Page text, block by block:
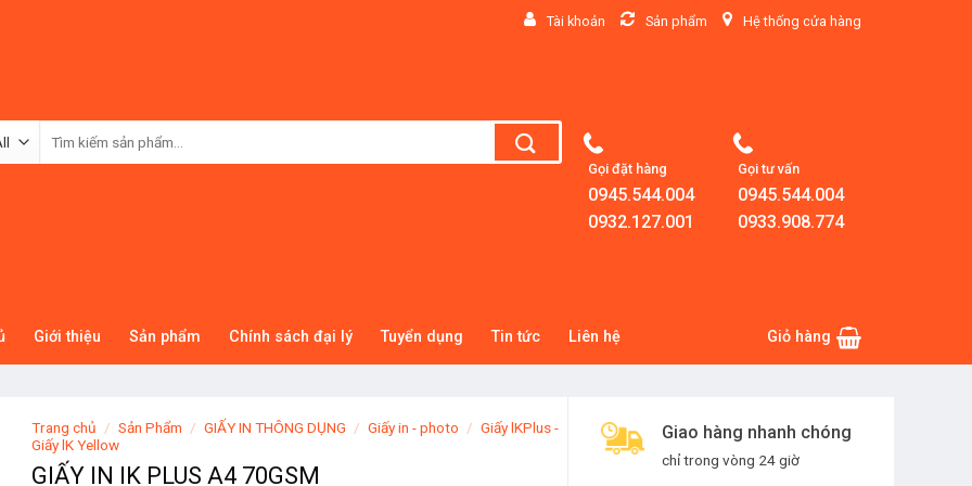
Tài khoản Sản phẩm Hệ thống cửa hàng
Gọi đặt hàng
0945.544.004
0932.127.001
Gọi tư vấn
0945.544.004
0933.908.774
Giới thiệu Sản phẩm Chính sách đại lý Tuyển dụng Tin tức Liên hệ Giỏ hàng
Giao hàng nhanh chóng
chỉ trong vòng 24 giờ
Trang chủ / Sản Phẩm / GIẤY IN THÔNG DỤNG / Giấy in - photo / Giấy lKPlus -
Giấy lK Yellow
GIẤY IN IK PLUS A4 70GSM